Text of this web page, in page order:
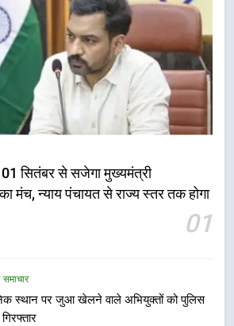
सितंबर से सजेगा मुख्यमंत्री
मंच, न्याय पंचायत से राज्य स्तर तक होगा
01
स्थान पर जुआ खेलने वाले अभियुक्तों को पुलिस
राष्ट्रीय हथकरघा दिवस पर मुख्यमंत्री
कारीगरों को किया सम्मानित
उत्तराखंड समाचार
का गठन
उत्तराखंड समाचार